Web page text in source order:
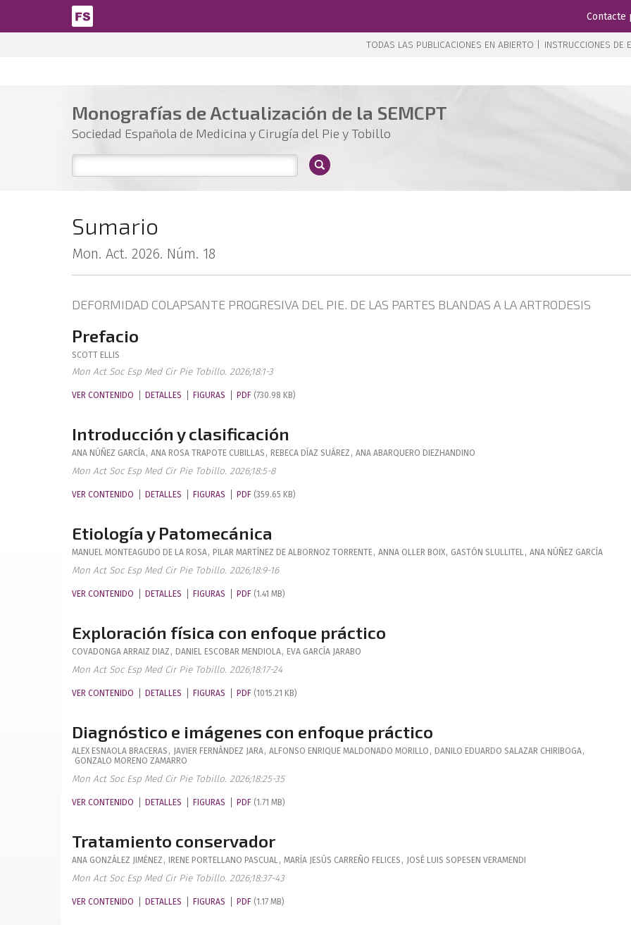
Pasar al contenido principal
Contacte
TODAS LAS PUBLICACIONES EN ABIERTO | INSTRUCCIONES DE
Monografías de Actualización de la SEMCPT
Sociedad Española de Medicina y Cirugía del Pie y Tobillo
Sumario
Mon. Act. 2026. Núm. 18
DEFORMIDAD COLAPSANTE PROGRESIVA DEL PIE. DE LAS PARTES BLANDAS A LA ARTRODESIS
Prefacio
SCOTT ELLIS
Mon Act Soc Esp Med Cir Pie Tobillo. 2026;18:1-3
VER CONTENIDO DETALLES FIGURAS PDF (730.98 KB)
Introducción y clasificación
ANA NÚÑEZ GARCÍA, ANA ROSA TRAPOTE CUBILLAS , REBECA DÍAZ SUÁREZ , ANA ABARQUERO DIEZHANDINO
Mon Act Soc Esp Med Cir Pie Tobillo. 2026;18:5-8
VER CONTENIDO DETALLES FIGURAS PDF (359.65 KB)
Etiología y Patomecánica
MANUEL MONTEAGUDO DE LA ROSA, PILAR MARTÍNEZ DE ALBORNOZ TORRENTE, ANNA OLLER BOIX, GASTÓN SLULLITEL, ANA NÚÑEZ GARCÍA
Mon Act Soc Esp Med Cir Pie Tobillo. 2026;18:9-16
VER CONTENIDO DETALLES FIGURAS PDF (1.41 MB)
Exploración física con enfoque práctico
COVADONGA ARRAIZ DIAZ , DANIEL ESCOBAR MENDIOLA, EVA GARCÍA JARABO
Mon Act Soc Esp Med Cir Pie Tobillo. 2026;18:17-24
VER CONTENIDO DETALLES FIGURAS PDF (1015.21 KB)
Diagnóstico e imágenes con enfoque práctico
ALEX ESNAOLA BRACERAS , JAVIER FERNÁNDEZ JARA, ALFONSO ENRIQUE MALDONADO MORILLO , DANILO EDUARDO SALAZAR CHIRIBOGA,
GONZALO MORENO ZAMARRO
Mon Act Soc Esp Med Cir Pie Tobillo. 2026;18:25-35
VER CONTENIDO DETALLES FIGURAS PDF (1.71 MB)
Tratamiento conservador
ANA GONZÁLEZ JIMÉNEZ , IRENE PORTELLANO PASCUAL, MARÍA JESÚS CARREÑO FELICES , JOSÉ LUIS SOPESEN VERAMENDI
Mon Act Soc Esp Med Cir Pie Tobillo. 2026;18:37-43
VER CONTENIDO DETALLES FIGURAS PDF (1.17 MB)